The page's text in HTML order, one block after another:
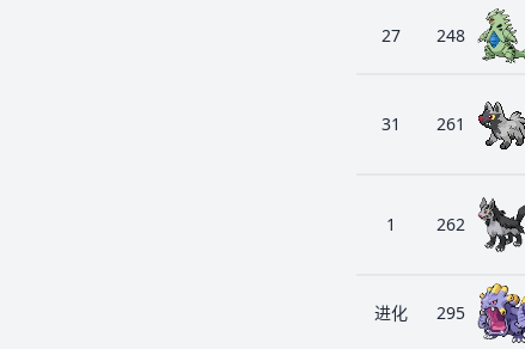
27 248
31 261
1 262
进化 295